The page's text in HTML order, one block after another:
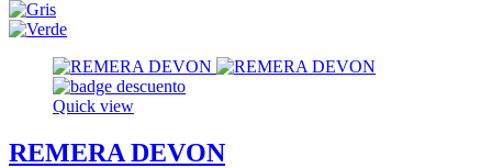
Quick view
REMERA DEVON